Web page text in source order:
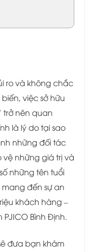
ro và không chắc
việc sở hữu
trở nên quan
là lý do tại sao
những đối tác
những giá trị và
những tên tuổi
đến sự an
khách hàng –
Bình Định.
đưa bạn khám